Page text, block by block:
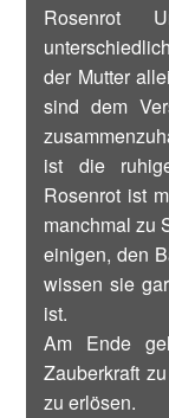
Rosenrot
der Mutter
sind dem
ist die
Rosenrot ist
manchmal zu
einigen, den
wissen sie
ist.
Am Ende
Zauberkraft
zu erlösen.